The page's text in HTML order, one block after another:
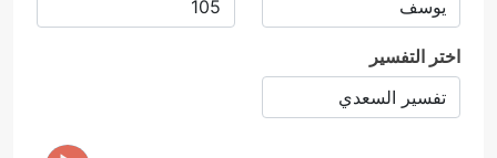
اختر التفسير